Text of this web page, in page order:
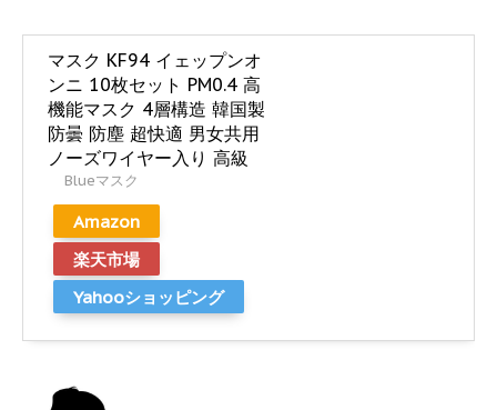
マスク KF94 イェップンオ
ンニ 10枚セット PM0.4 高
機能マスク 4層構造 韓国製
防曇 防塵 超快適 男女共用
ノーズワイヤー入り 高級
Blueマスク
Amazon
楽天市場
Yahooショッピング